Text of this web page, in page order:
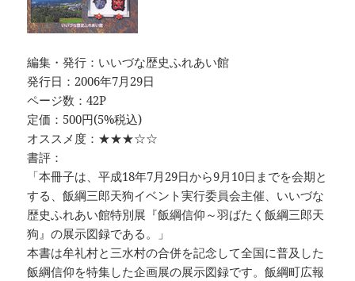
編集・発行：いいづな歴史ふれあい館
発行日：2006年7月29日
ページ数：42P
定価：500円(5%税込)
オススメ度：★★★☆☆
書評：
「本冊子は、平成18年7月29日から9月10日までを会期と
する、飯綱三郎天狗イベント実行委員会主催、いいづな
歴史ふれあい館特別展『飯綱信仰～羽ばたく飯綱三郎天
狗』の展示図録である。」
本書は牟礼村と三水村の合併を記念して全国に普及した
飯綱信仰を特集した企画展の展示図録です。飯綱町広報